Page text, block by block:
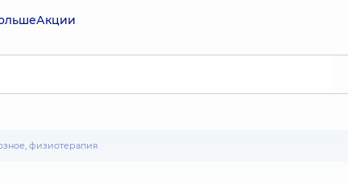
Акции
физиотерапия